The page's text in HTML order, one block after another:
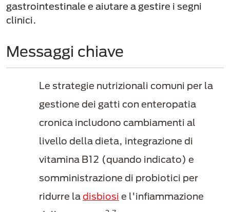
gastrointestinale e aiutare a gestire i segni
clinici.
Messaggi chiave
Le strategie nutrizionali comuni per la
gestione dei gatti con enteropatia
cronica includono cambiamenti al
livello della dieta, integrazione di
vitamina B12 (quando indicato) e
somministrazione di probiotici per
ridurre ladisbiosi e l'infiammazione